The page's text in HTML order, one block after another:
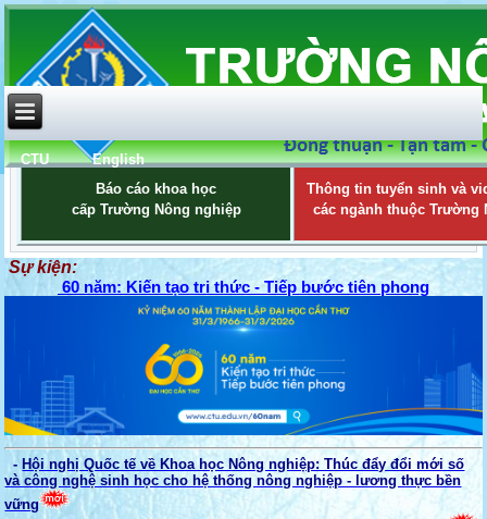
CTU
English
Báo cáo khoa học
cấp Trường Nông nghiệp
Thông tin tuyển sinh và
các ngành thuộc Trường
Sự kiện:
60 năm: Kiến tạo tri thức - Tiếp bước tiên phong
- Hội nghị Quốc tế về Khoa học Nông nghiệp: Thúc đẩy đổi mới số
và công nghệ sinh học cho hệ thống nông nghiệp - lương thực bền
vững